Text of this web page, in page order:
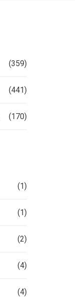
(359)
(441)
(170)
(1)
(1)
(2)
(4)
(4)